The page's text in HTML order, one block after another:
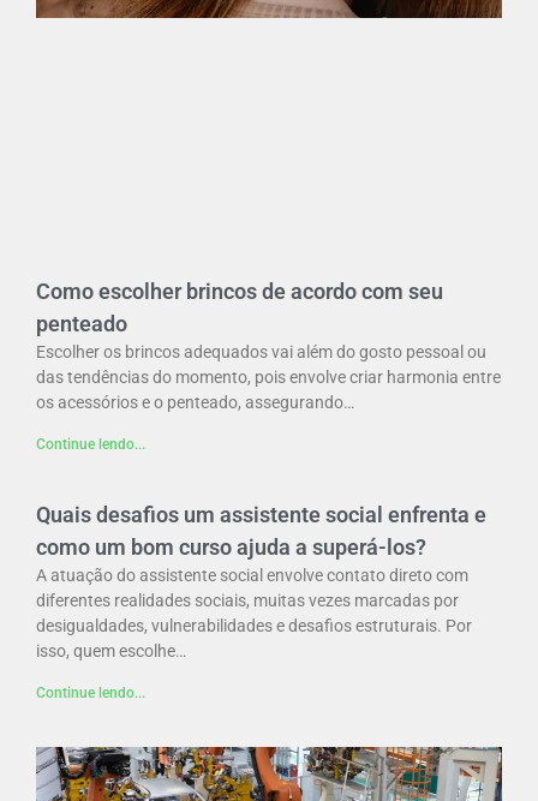
Como escolher brincos de acordo com seu
penteado
Escolher os brincos adequados vai além do gosto pessoal ou
das tendências do momento, pois envolve criar harmonia entre
os acessórios e o penteado, assegurando…
Continue lendo...
Quais desafios um assistente social enfrenta e
como um bom curso ajuda a superá-los?
A atuação do assistente social envolve contato direto com
diferentes realidades sociais, muitas vezes marcadas por
desigualdades, vulnerabilidades e desafios estruturais. Por
isso, quem escolhe…
Continue lendo...